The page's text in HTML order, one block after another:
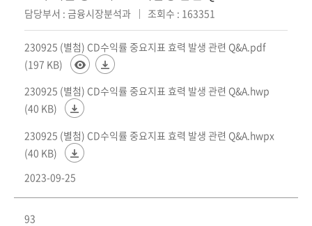
담당부서 : 금융시장분석과 조회수 : 163351
230925 (별첨) CD수익률 중요지표 효력 발생 관련 Q&A.pdf
(197 KB)
230925 (별첨) CD수익률 중요지표 효력 발생 관련 Q&A.hwp
(40 KB)
230925 (별첨) CD수익률 중요지표 효력 발생 관련 Q&A.hwpx
(40 KB)
2023-09-25
93